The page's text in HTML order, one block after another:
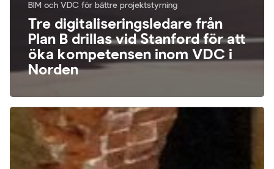
BIM och VDC för bättre projektstyrning
Tre digitaliseringsledare från
Plan B drillas vid Stanford för att
öka kompetensen inom VDC i
Norden